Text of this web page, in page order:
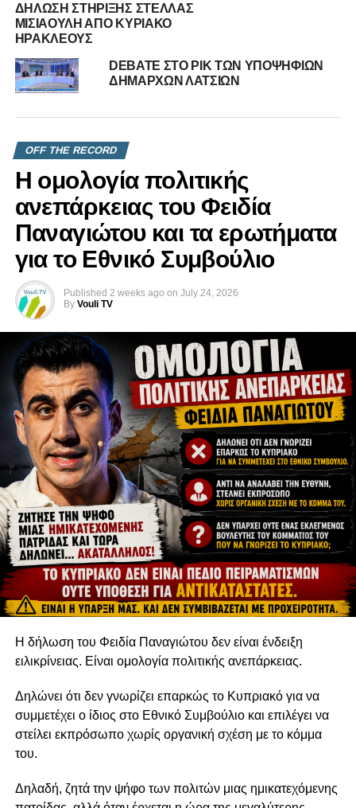
ΔΗΛΩΣΗ ΣΤΗΡΙΞΗΣ ΣΤΕΛΛΑΣ
ΜΙΣΙΑΟΥΛΗ ΑΠΟ ΚΥΡΙΑΚΟ
ΗΡΑΚΛΕΟΥΣ
DEBATE ΣΤΟ ΡΙΚ ΤΩΝ ΥΠΟΨΗΦΙΩΝ
ΔΗΜΑΡΧΩΝ ΛΑΤΣΙΩΝ
OFF THE RECORD
Η ομολογία πολιτικής
ανεπάρκειας του Φειδία
Παναγιώτου και τα ερωτήματα
για το Εθνικό Συμβούλιο
Published 2 weeks ago on July 24, 2026
By Vouli TV
Η δήλωση του Φειδία Παναγιώτου δεν είναι ένδειξη
ειλικρίνειας. Είναι ομολογία πολιτικής ανεπάρκειας.
Δηλώνει ότι δεν γνωρίζει επαρκώς το Κυπριακό για να
συμμετέχει ο ίδιος στο Εθνικό Συμβούλιο και επιλέγει να
στείλει εκπρόσωπο χωρίς οργανική σχέση με το κόμμα
του.
Δηλαδή, ζητά την ψήφο των πολιτών μιας ημικατεχόμενης